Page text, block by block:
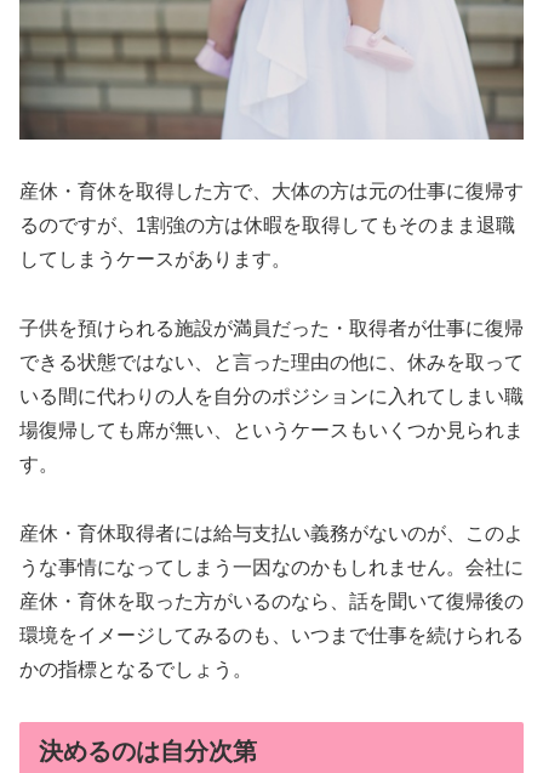
産休・育休を取得した方で、大体の方は元の仕事に復帰す
るのですが、1割強の方は休暇を取得してもそのまま退職
してしまうケースがあります。
子供を預けられる施設が満員だった・取得者が仕事に復帰
できる状態ではない、と言った理由の他に、休みを取って
いる間に代わりの人を自分のポジションに入れてしまい職
場復帰しても席が無い、というケースもいくつか見られま
す。
産休・育休取得者には給与支払い義務がないのが、このよ
うな事情になってしまう一因なのかもしれません。会社に
産休・育休を取った方がいるのなら、話を聞いて復帰後の
環境をイメージしてみるのも、いつまで仕事を続けられる
かの指標となるでしょう。
決めるのは自分次第